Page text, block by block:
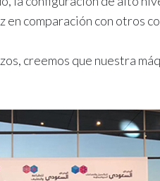
en comparación con otros
creemos que nuestra